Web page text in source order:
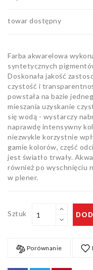
towar dostępny
Farba akwarelowa
syntetycznych
Doskonała jakość
czystość i
powstała na bazie
mieszania uzyskanie
się wodą - wystarczy
naprawdę intensywny
niezwykle korzystnie
gamie kolorów, część
jest światło trwały.
również po wyschnięciu
w plener.
Sztuk
Porównanie